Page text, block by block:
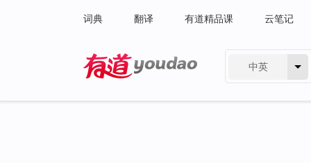
词典 翻译 有道精品课 云笔记
中英